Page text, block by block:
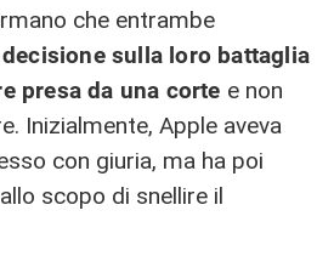
che entrambe
decisione sulla loro battaglia
presa da una corte e non
Inizialmente, Apple aveva
con giuria, ma ha poi
scopo di snellire il